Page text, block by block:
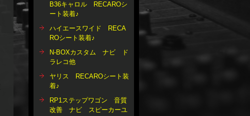
B36キャロル RECAROシ
ート装着♪
ハイエースワイド RECA
ROシート装着♪
N-BOXカスタム ナビ ド
ラレコ他
ヤリス RECAROシート装
着♪
RP1ステップワゴン 音質
改善 ナビ スピーカーユ